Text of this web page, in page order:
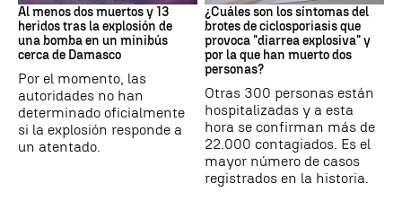
Al menos dos muertos y 13
heridos tras la explosión de
una bomba en un minibús
cerca de Damasco
Por el momento, las
autoridades no han
determinado oficialmente
si la explosión responde a
un atentado.
¿Cuáles son los síntomas del
brotes de ciclosporiasis que
provoca "diarrea explosiva" y
por la que han muerto dos
personas?
Otras 300 personas están
hospitalizadas y a esta
hora se confirman más de
22.000 contagiados. Es el
mayor número de casos
registrados en la historia.